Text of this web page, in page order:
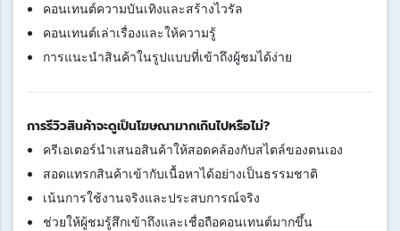
คอนเทนต์ความบันเทิงและสร้างไวรัล
คอนเทนต์เล่าเรื่องและให้ความรู้
การแนะนำสินค้าในรูปแบบที่เข้าถึงผู้ชมได้ง่าย
การรีวิวสินค้าจะดูเป็นโฆษณามากเกินไปหรือไม่?
ครีเอเตอร์นำเสนอสินค้าให้สอดคล้องกับสไตล์ของตนเอง
สอดแทรกสินค้าเข้ากับเนื้อหาได้อย่างเป็นธรรมชาติ
เน้นการใช้งานจริงและประสบการณ์จริง
ช่วยให้ผู้ชมรู้สึกเข้าถึงและเชื่อถือคอนเทนต์มากขึ้น